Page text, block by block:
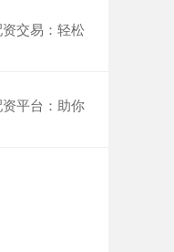
交易：轻松
平台：助你